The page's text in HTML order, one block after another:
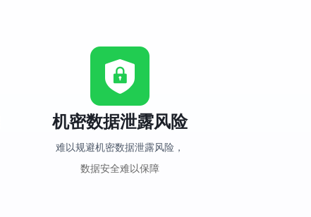
机密数据泄露风险
难以规避机密数据泄露风险，
数据安全难以保障